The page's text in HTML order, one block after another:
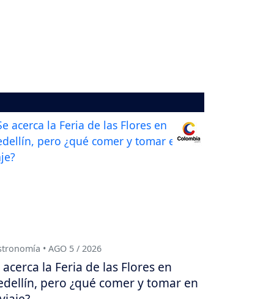
• AGO 5 / 2026
acerca la Feria de las Flores en
pero ¿qué comer y tomar en